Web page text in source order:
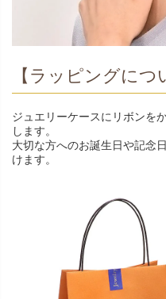
【ラッピングにつ
ジュエリーケースにリボンを
します。
大切な方へのお誕生日や記念
けます。